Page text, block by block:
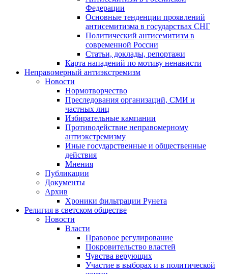
Федерации
Основные тенденции проявлений
антисемитизма в государствах СНГ
Политический антисемитизм в
современной России
Статьи, доклады, репортажи
Карта нападений по мотиву ненависти
Неправомерный антиэкстремизм
Новости
Нормотворчество
Преследования организаций, СМИ и
частных лиц
Избирательные кампании
Противодействие неправомерному
антиэкстремизму
Иные государственные и общественные
действия
Мнения
Публикации
Документы
Архив
Хроники фильтрации Рунета
Религия в светском обществе
Новости
Власти
Правовое регулирование
Покровительство властей
Чувства верующих
Участие в выборах и в политической